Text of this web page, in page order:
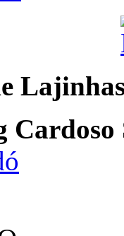
Cardoso